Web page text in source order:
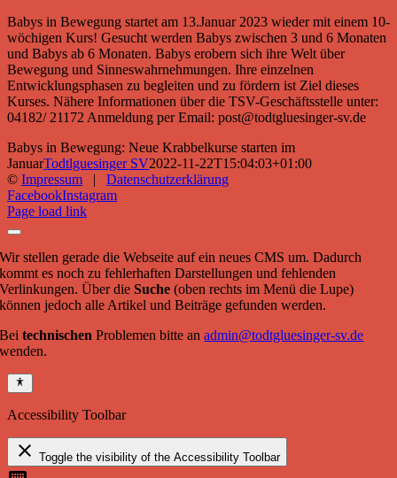
Babys in Bewegung startet am 13.Januar 2023 wieder mit einem 10-
wöchigen Kurs! Gesucht werden Babys zwischen 3 und 6 Monaten
und Babys ab 6 Monaten. Babys erobern sich ihre Welt über
Bewegung und Sinneswahrnehmungen. Ihre einzelnen
Entwicklungsphasen zu begleiten und zu fördern ist Ziel dieses
Kurses. Nähere Informationen über die TSV-Geschäftsstelle unter:
04182/ 21172 Anmeldung per Email: post@todtgluesinger-sv.de
Babys in Bewegung: Neue Krabbelkurse starten im
JanuarTodtlguesinger SV2022-11-22T15:04:03+01:00
© Impressum | Datenschutzerklärung
FacebookInstagram
Page load link
Wir stellen gerade die Webseite auf ein neues CMS um. Dadurch
kommt es noch zu fehlerhaften Darstellungen und fehlenden
Verlinkungen. Über dieSuche (oben rechts im Menü die Lupe)
können jedoch alle Artikel und Beiträge gefunden werden.
Beitechnischen Problemen bitte anadmin@todtgluesinger-sv.de
wenden.
Accessibility Toolbar
close Toggle the visibility of the Accessibility Toolbar